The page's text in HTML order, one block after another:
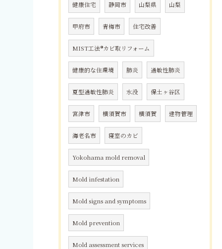
健康住宅 静岡市 山梨県 山梨
甲府市 青梅市 住宅改善
MIST工法®カビ取リフォーム
健康的な住環境 肺炎 過敏性肺炎
夏型過敏性肺炎 水没 保土ヶ谷区
宮津市 横須賀市 横須賀 建物管理
海老名市 寝室のカビ
Yokohama mold removal
Mold infestation
Mold signs and symptoms
Mold prevention
Mold assessment services